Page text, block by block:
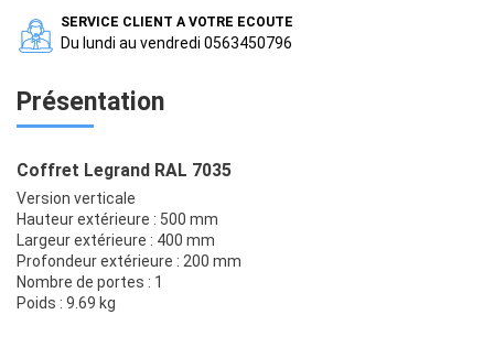
SERVICE CLIENT A VOTRE ECOUTE
Du lundi au vendredi 0563450796
Présentation
Coffret Legrand RAL 7035
Version verticale
Hauteur extérieure : 500 mm
Largeur extérieure : 400 mm
Profondeur extérieure : 200 mm
Nombre de portes : 1
Poids : 9.69 kg